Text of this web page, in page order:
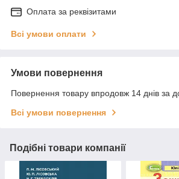
Оплата за реквізитами
Всі умови оплати
Умови повернення
Повернення товару впродовж 14 днів за
Всі умови повернення
Подібні товари компанії